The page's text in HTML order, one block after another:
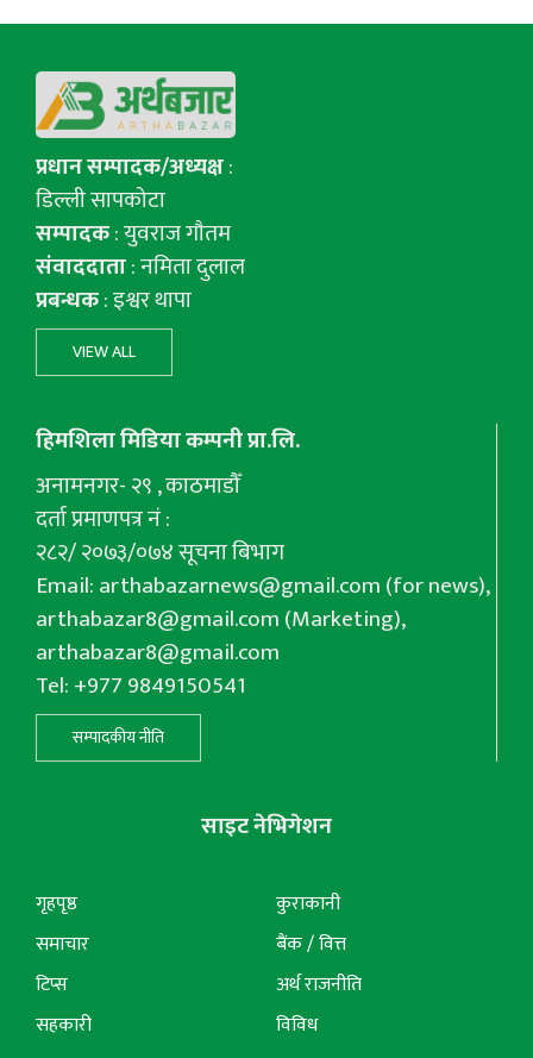
प्रधान सम्पादक/अध्यक्ष:
डिल्ली सापकोटा
सम्पादक: युवराज गाैतम
संवाददाता: नमिता दुलाल
प्रबन्धक: इश्वर थापा
VIEW ALL
हिमशिला मिडिया कम्पनी प्रा.लि.
अनामनगर- २९ , काठमाडौँ
दर्ता प्रमाणपत्र नं :
२८२/ २०७३/०७४ सूचना बिभाग
Email:arthabazarnews@gmail.com(for news),
arthabazar8@gmail.com(Marketing),
arthabazar8@gmail.com
Tel: +977 9849150541
सम्पादकीय नीति
साइट नेभिगेशन
गृहपृष्ठ
समाचार
टिप्स
सहकारी
कुराकानी
बैंक / वित्त
अर्थ राजनीति
विविध